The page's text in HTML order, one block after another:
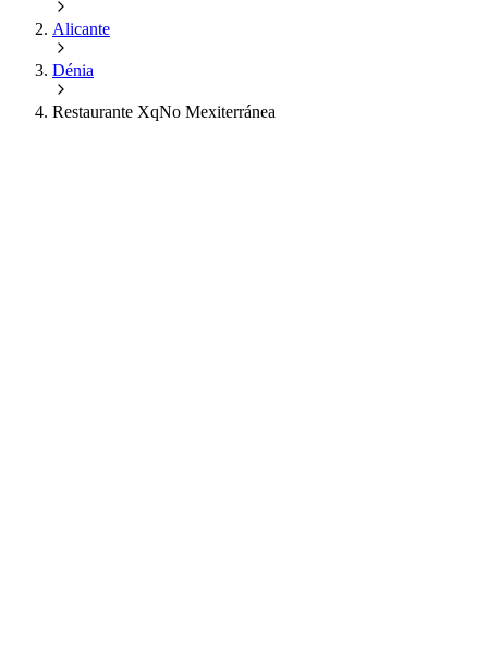
Alicante
Dénia
Restaurante XqNo Mexiterránea